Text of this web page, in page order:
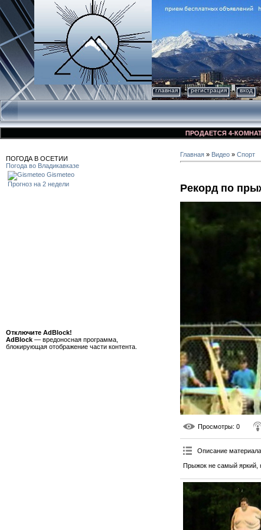
главная регистрация вход
ПРОДАЕТСЯ 4-
ПОГОДА В ОСЕТИИ
Погода во Владикавказе
Gismeteo
Прогноз на 2 недели
Отключите AdBlock!
AdBlock — вредоносная программа,
блокирующая отображение части контента.
Главная » Видео » Спорт
Рекорд по
Просмотры: 0
Описание материала
Прыжок не самый яркий,